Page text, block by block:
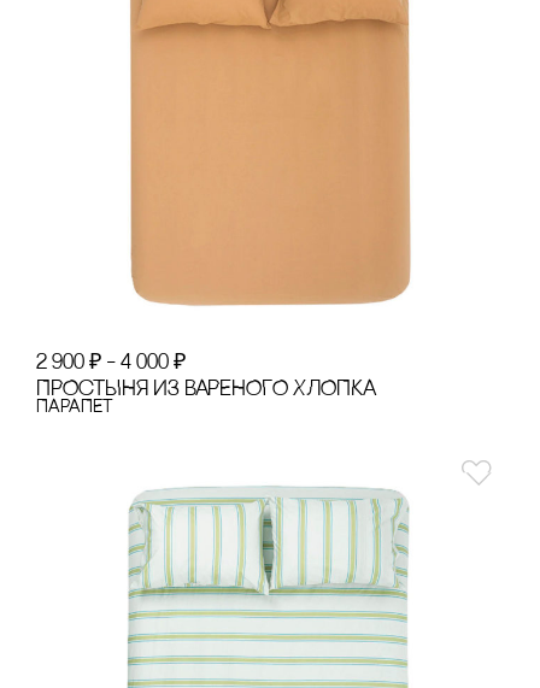
2 900 ₽ – 4 000 ₽
ПРОсТЫНЯ ИЗ ВАРЕНОГО ХЛОПКА
ПАРАПЕТ